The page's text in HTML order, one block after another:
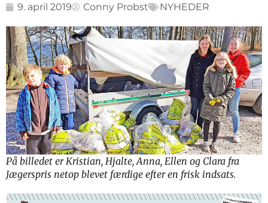
9. april 2019 Conny Probst NYHEDER
På billedet er Kristian, Hjalte, Anna, Ellen og Clara fra
Jægerspris netop blevet færdige efter en frisk indsats.